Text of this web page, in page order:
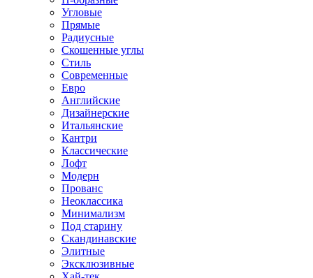
Угловые
Прямые
Радиусные
Скошенные углы
Стиль
Современные
Евро
Английские
Дизайнерские
Итальянские
Кантри
Классические
Лофт
Модерн
Прованс
Неоклассика
Минимализм
Под старину
Скандинавские
Элитные
Эксклюзивные